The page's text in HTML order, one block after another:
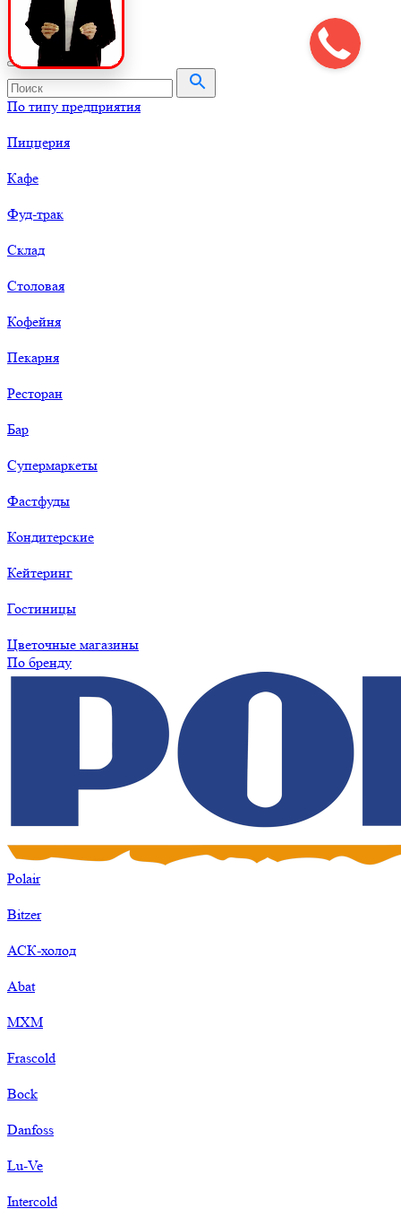
По типу предприятия
Пиццерия
Кафе
Фуд-трак
Склад
Столовая
Кофейня
Пекарня
Ресторан
Бар
Супермаркеты
Фастфуды
Кондитерские
Кейтеринг
Гостиницы
Цветочные магазины
По бренду
Polair
Bitzer
АСК-холод
Abat
МХМ
Frascold
Bock
Danfoss
Lu-Ve
Intercold